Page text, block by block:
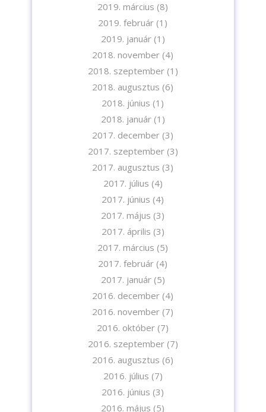
2019. március (8)
2019. február (1)
2019. január(1)
2018. november (4)
2018. szeptember(1)
2018. augusztus (6)
2018. június (1)
2018. január(1)
2017. december (3)
2017. szeptember(3)
2017. augusztus (3)
2017. július (4)
2017. június (4)
2017. május (3)
2017. április (3)
2017. március (5)
2017. február (4)
2017. január(5)
2016. december (4)
2016. november (7)
2016. október (7)
2016. szeptember(7)
2016. augusztus (6)
2016. július (7)
2016. június (3)
2016. május (5)